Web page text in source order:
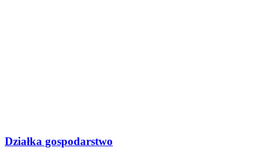
Działka gospodarstwo